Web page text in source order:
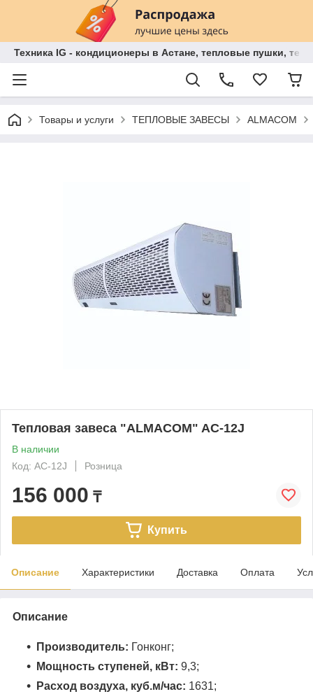
Техника IG - кондиционеры в Астане, тепловые пушки,
Товары и услуги ТЕПЛОВЫЕ ЗАВЕСЫ ALMACOM
Тепловая завеса "ALMACOM" AC-12J
В наличии
Код: AC-12J
Розница
156 000 ₸
Купить
Описание Характеристики Доставка Оплата
Описание
Производитель: Гонконг;
Мощность ступеней, кВт: 9,3;
Расход воздуха, куб.м/час: 1631;